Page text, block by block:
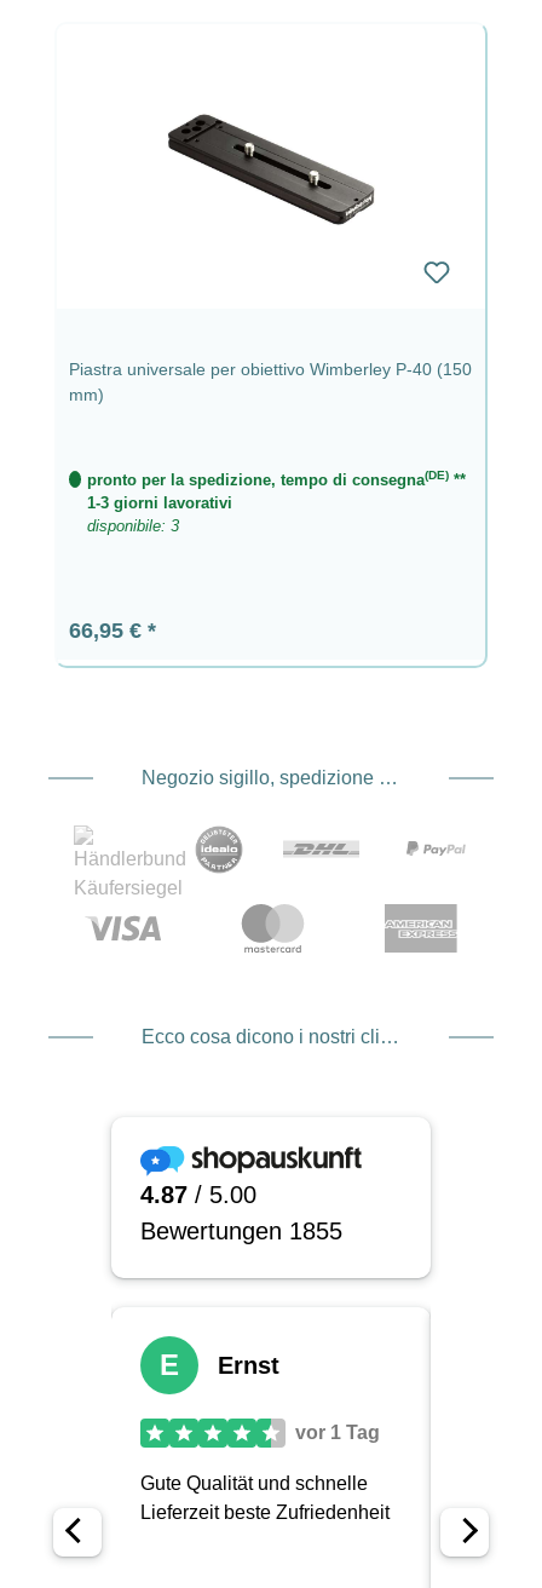
Piastra universale per obiettivo Wimberley P-40 (150
mm)
pronto per la spedizione, tempo di consegna(DE) **
1-3 giorni lavorativi
disponibile: 3
Prezzo normale:
66,95 €
Negozio sigillo, spedizione e spedizione Fornitore di servizi di pagamento
Ecco cosa dicono i nostri clienti